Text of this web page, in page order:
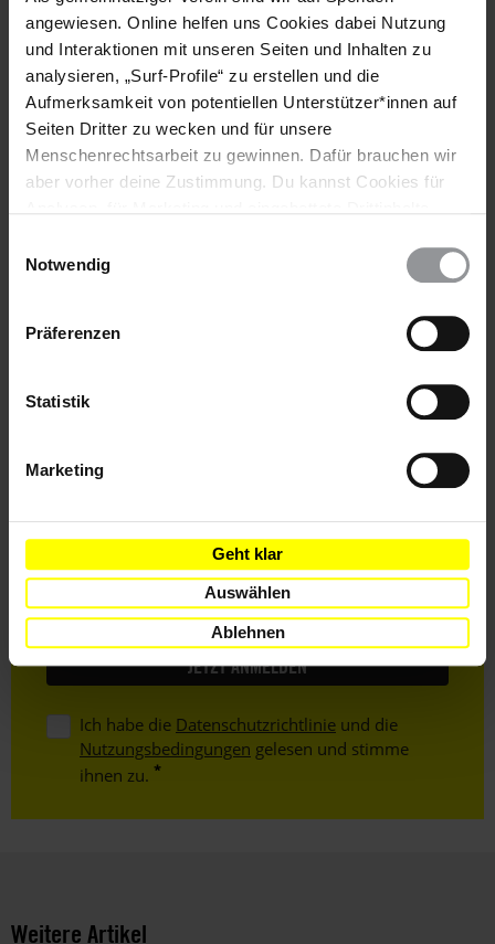
angewiesen. Online helfen uns Cookies dabei Nutzung
und Interaktionen mit unseren Seiten und Inhalten zu
analysieren, „Surf-Profile“ zu erstellen und die
Aufmerksamkeit von potentiellen Unterstützer*innen auf
Seiten Dritter zu wecken und für unsere
Menschenrechtsarbeit zu gewinnen. Dafür brauchen wir
aber vorher deine Zustimmung. Du kannst Cookies für
wieder ändern. Diesen Banner kannst Du über den Link
Notwendig
Präferenzen
Statistik
Marketing
Geht klar
Auswählen
Ablehnen
Länder
Deutschland
Teile diesen Beitrag
Bleib informiert
Text
für die Menschenrechte stark!
E-
Ich habe die Datenschutzrichtlinie und die
Nutzungsbedingungen gelesen und stimme
ihnen zu.
Weitere Artikel